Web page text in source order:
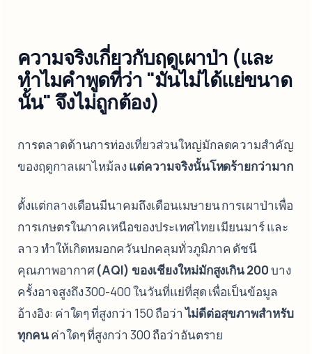
ความจริงเกี่ยวกับฤดูเผาป่า (และ
ทำไมคำพูดที่ว่า "มันไม่ได้แย่ขนาด
นั้น" จึงไม่ถูกต้อง)
การตลาดด้านการท่องเที่ยวส่วนใหญ่มักลดความสำคัญ
ของฤดูกาลเผาไหม้ลงแต่ความจริงนั้นโหดร้ายกว่ามาก
ตั้งแต่กลางเดือนมีนาคมถึงเดือนเมษายน การเผาป่าเพื่อ
การเกษตรในภาคเหนือของประเทศไทย เมียนมาร์ และ
ลาว ทำให้เกิดหมอกควันปกคลุมทั่วภูมิภาค ดัชนี
คุณภาพอากาศ(AQI) ของเชียงใหม่มักสูงเกิน 200บาง
ครั้งอาจสูงถึง 300-400 ในวันที่แย่ที่สุด เพื่อเป็นข้อมูล
อ้างอิง: ค่าใดๆ ที่สูงกว่า 150 ถือว่าไม่ดีต่อสุขภาพสำหรับ
ทุกคนค่าใดๆ ที่สูงกว่า 300 ถือว่าอันตราย